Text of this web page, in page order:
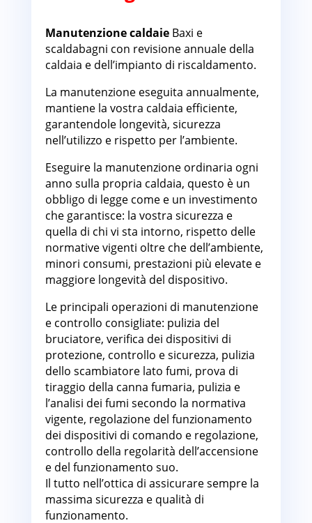
Manutenzione caldaieBaxi e
scaldabagni con revisione annuale della
caldaia e dell’impianto di riscaldamento.
La manutenzione eseguita annualmente,
mantiene la vostra caldaia efficiente,
garantendole longevità, sicurezza
nell’utilizzo e rispetto per l’ambiente.
Eseguire la manutenzione ordinaria ogni
anno sulla propria caldaia, questo è un
obbligo di legge come e un investimento
che garantisce: la vostra sicurezza e
quella di chi vi sta intorno, rispetto delle
normative vigenti oltre che dell’ambiente,
minori consumi, prestazioni più elevate e
maggiore longevità del dispositivo.
Le principali operazioni di manutenzione
e controllo consigliate: pulizia del
bruciatore, verifica dei dispositivi di
protezione, controllo e sicurezza, pulizia
dello scambiatore lato fumi, prova di
tiraggio della canna fumaria, pulizia e
l’analisi dei fumi secondo la normativa
vigente, regolazione del funzionamento
dei dispositivi di comando e regolazione,
controllo della regolarità dell’accensione
e del funzionamento suo.
Il tutto nell’ottica di assicurare sempre la
massima sicurezza e qualità di
funzionamento.